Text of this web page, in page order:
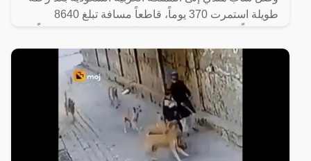
طويلة استمرت 370 يوماً، قاطعاً مسافة تبلغ 8640
على